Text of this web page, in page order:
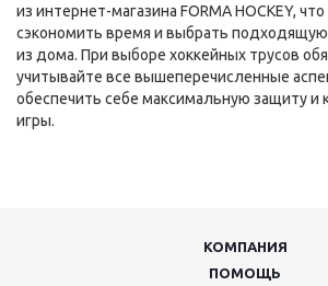
из интернет-магазина FORMA HOCKEY,
сэкономить время и выбрать
из дома. При выборе хоккейных трусов
учитывайте все вышеперечисленные
обеспечить себе максимальную защиту и
игры.
КОМПАНИЯ
ПОМОЩЬ